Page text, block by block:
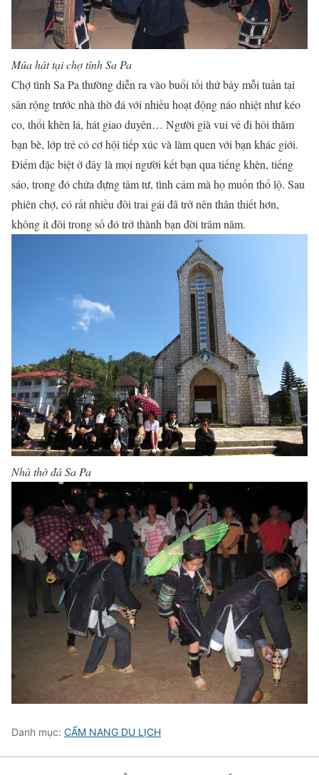
Múa hát tại chợ tình Sa Pa
Chợ tình Sa Pa thường diễn ra vào buổi tối thứ bảy mỗi tuần tại
sân rộng trước nhà thờ đá với nhiều hoạt động náo nhiệt như kéo
co, thổi khèn lá, hát giao duyên… Người già vui vẻ đi hỏi thăm
bạn bè, lớp trẻ có cơ hội tiếp xúc và làm quen với bạn khác giới.
Điểm đặc biệt ở đây là mọi người kết bạn qua tiếng khèn, tiếng
sáo, trong đó chứa đựng tâm tư, tình cảm mà họ muốn thổ lộ. Sau
phiên chợ, có rất nhiều đôi trai gái đã trở nên thân thiết hơn,
không ít đôi trong số đó trở thành bạn đời trăm năm.
Nhà thờ đá Sa Pa
Danh mục: CẨM NANG DU LỊCH